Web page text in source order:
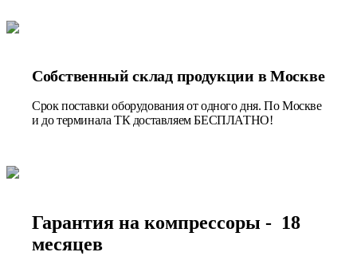
Собственный склад продукции в Москве
Срок поставки оборудования от одного дня. По Москве
и до терминала ТК доставляем БЕСПЛАТНО!
Гарантия на компрессоры - 18
месяцев